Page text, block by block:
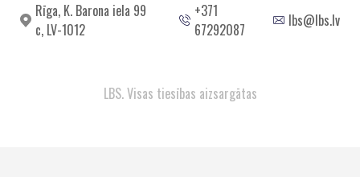
Rīga, K. Barona iela 99
c, LV-1012
+371
67292087
lbs@lbs.lv
LBS. Visas tiesības aizsargātas